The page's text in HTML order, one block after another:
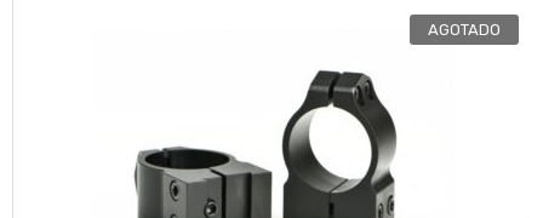
AGOTADO